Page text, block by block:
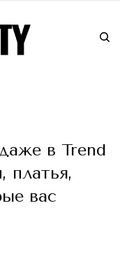
в Trend
платья,
вас